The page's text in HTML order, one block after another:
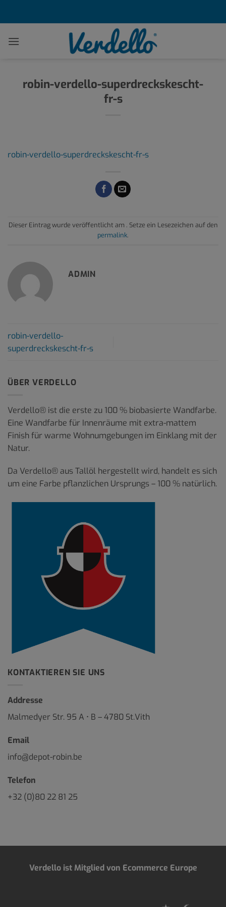
robin-verdello-superdreckskescht-
fr-s
robin-verdello-superdreckskescht-fr-s
Dieser Eintrag wurde veröffentlicht am . Setze ein Lesezeichen auf den
permalink.
ADMIN
robin-verdello-
superdreckskescht-fr-s
ÜBER VERDELLO
Verdello® ist die erste zu 100 % biobasierte Wandfarbe.
Eine Wandfarbe für Innenräume mit extra-mattem
Finish für warme Wohnumgebungen im Einklang mit der
Natur.
Da Verdello® aus Tallöl hergestellt wird, handelt es sich
um eine Farbe pflanzlichen Ursprungs – 100 % natürlich.
KONTAKTIEREN SIE UNS
Addresse
Malmedyer Str. 95 A • B – 4780 St.Vith
Email
info@depot-robin.be
Telefon
+32 (0)80 22 81 25
Verdello ist Mitglied von Ecommerce Europe